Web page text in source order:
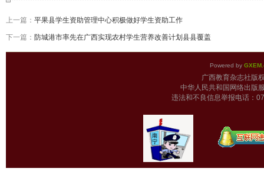
上一篇： 平果县学生资助管理中心积极做好学生资助工作
下一篇： 防城港市率先在广西实现农村学生营养改善计划县县覆盖
Powered by
广西教育杂志
中华人民共和国网络出版
违法和不良信息举报电话：